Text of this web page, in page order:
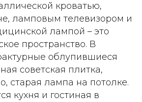
кроватью,
ламповым телевизором и
лампой – это
пространство. В
облупившиеся
советская плитка,
старая лампа на потолке.
кухня и гостиная в